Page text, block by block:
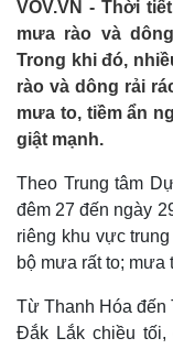
VOV.VN - Thời
mưa rào và
Trong khi đó,
rào và dông rải
mưa to, tiềm ẩn
giật mạnh.
Theo Trung tâm
đêm 27 đến ngày
riêng khu vực
bộ mưa rất to; mưa
Từ Thanh Hóa đến
Đắk Lắk chiều